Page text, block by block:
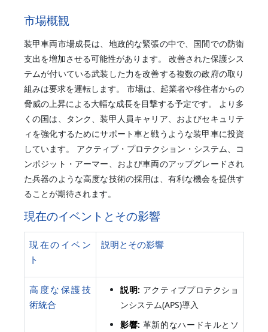
市場概観
装甲車両市場成長は、地政的な緊張の中で、国間での防衛
支出を増加させる可能性があります。 改善された保護シス
テムが付いている武装した力を改善する複数の政府の取り
組みは要求を運転します。 市場は、起業者や移住者からの
脅威の上昇による大幅な成長を目撃する予定です。 より多
くの国は、タンク、装甲人員キャリア、およびセキュリテ
ィを強化するためにサポート車と戦うような装甲車に投資
しています。 アクティブ・プロテクション・システム、コ
ンポジット・アーマー、および車両のアップグレードされ
た兵器のような高度な技術の採用は、有利な機会を提供す
ることが期待されます。
現在のイベントとその影響
現在のイベン
ト
説明とその影響
高度な保護技
術統合
説明: アクティブプロテクショ
ンシステム(APS)導入
影響: 革新的なハードキルとソ